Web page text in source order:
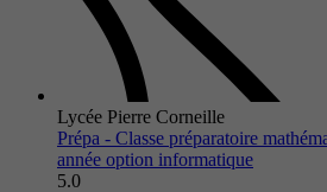
Lycée Pierre Corneille
Prépa - Classe préparatoire
année option informatique
5.0